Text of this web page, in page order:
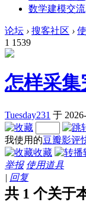
数学建模交流
论坛 › 搜客社区 ›
1 1539
怎样采集
Tuesday231 于
我使用的豆瓣影评
收藏
举报 使用道具
| 回复
共 1 个关于